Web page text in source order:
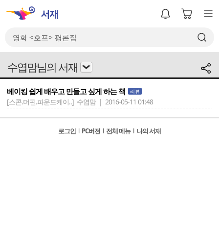
수엽맘님의 서재
베이킹 쉽게 배우고 만들고 싶게 하는 책 리뷰
[스콘.머핀.파운드케이..] 수엽맘 | 2016-05-11 01:48
로그인 l PC버전 l 전체 메뉴 l 나의 서재